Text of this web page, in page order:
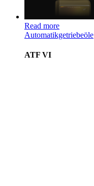
Read more
Automatikgetriebeöle
ATF VI